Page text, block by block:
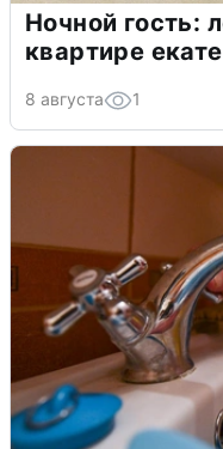
Ночной гость:
квартире
8 августа 1